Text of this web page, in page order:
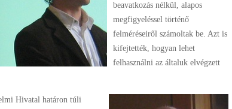
beavatkozás nélkül, alapos
megfigyeléssel történő
felméréseiről számoltak be. Azt is
kifejtették, hogyan lehet
felhasználni az általuk elvégzett
Hivatal határon túli